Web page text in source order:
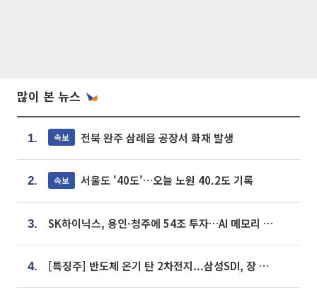
많이 본 뉴스
1. 속보 전북 완주 삼례읍 공장서 화재 발생
2. 속보 서울도 '40도'…오늘 노원 40.2도 기록
3. SK하이닉스, 용인·청주에 54조 투자…AI 메모리 생산기지 키운다
4. [특징주] 반도체 온기 탄 2차전지...삼성SDI, 장 초반 7% 넘게 껑충